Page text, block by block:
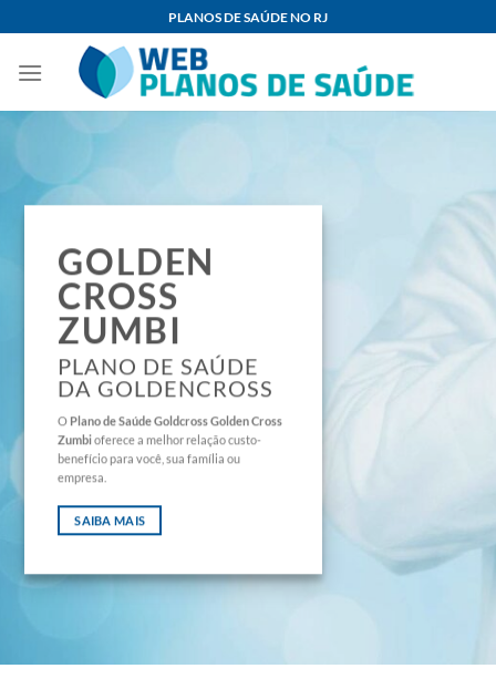
content
PLANOS DE SAÚDE NO RJ
GOLDEN
CROSS
ZUMBI
PLANO DE SAÚDE
DA GOLDENCROSS
O Plano de SaúdeGoldcross Golden Cross
Zumbi oferece a melhor relação custo-
benefício para você, sua família ou
empresa.
SAIBA MAIS